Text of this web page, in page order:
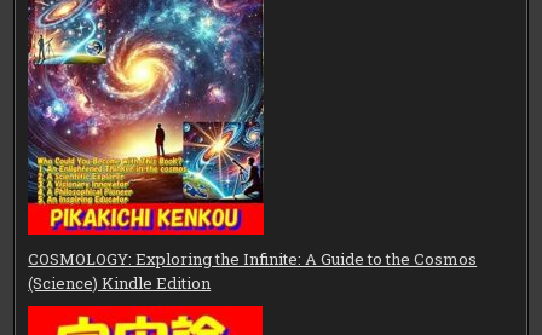
COSMOLOGY: Exploring the Infinite: A Guide to the Cosmos
(Science) Kindle Edition